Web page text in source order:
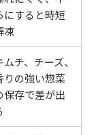
にすると時短
凍
ムチ、チーズ、
りの強い惣菜
保存で差が出